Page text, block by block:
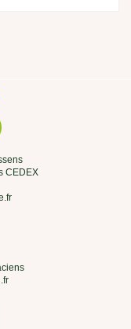
CEDEX